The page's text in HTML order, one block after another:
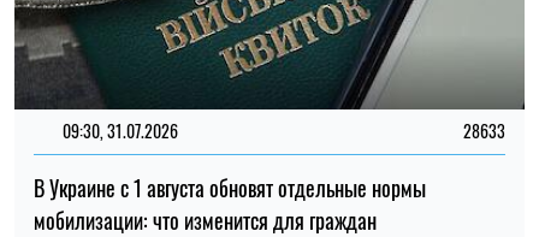
09:30, 31.07.2026 28633
В Украине с 1 августа обновят отдельные нормы
мобилизации: что изменится для граждан